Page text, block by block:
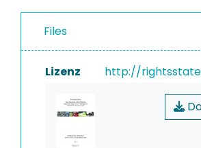
Files
Lizenz http://